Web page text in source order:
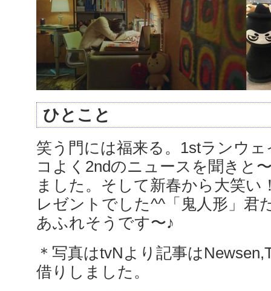
ひとこと
笑う門には福来る。1stランウ
コよく2ndのニュースを聞きと
ました。そして新春から大笑い
レゼントでした^^「鬼人形」君
あふれそうです〜♪
＊写真はtvNより記事は
借りしました。